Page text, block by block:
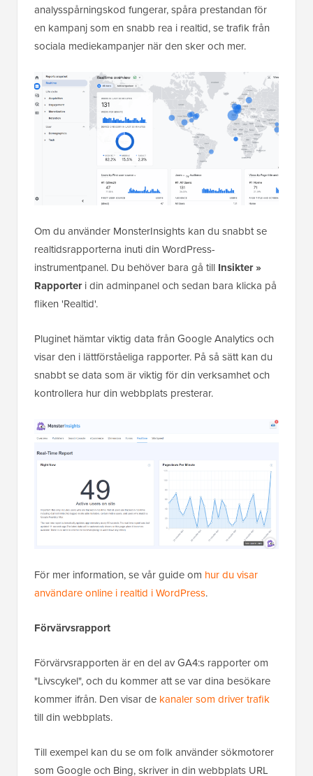
analysspårningskod fungerar, spåra prestandan för
en kampanj som en snabb rea i realtid, se trafik från
sociala mediekampanjer när den sker och mer.
Om du använder MonsterInsights kan du snabbt se
realtidsrapporterna inuti din WordPress-
instrumentpanel. Du behöver bara gå till Insikter »
Rapporteri din adminpanel och sedan bara klicka på
fliken 'Realtid'.
Pluginet hämtar viktig data från Google Analytics och
visar den i lättförståeliga rapporter. På så sätt kan du
snabbt se data som är viktig för din verksamhet och
kontrollera hur din webbplats presterar.
För mer information, se vår guide om hur du visar
användare online i realtid i WordPress.
Förvärvsrapport
Förvärvsrapporten är en del av GA4:s rapporter om
"Livscykel", och du kommer att se var dina besökare
kommer ifrån. Den visar de kanaler som driver trafik
till din webbplats.
Till exempel kan du se om folk använder sökmotorer
som Google och Bing, skriver in din webbplats URL